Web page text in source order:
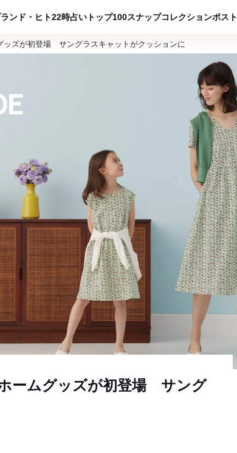
ンド・ヒト22時占い トップ100スナップコレクションポスト
ッズが初登場 サングラスキャットがクッションに
ームグッズが初登場 サング